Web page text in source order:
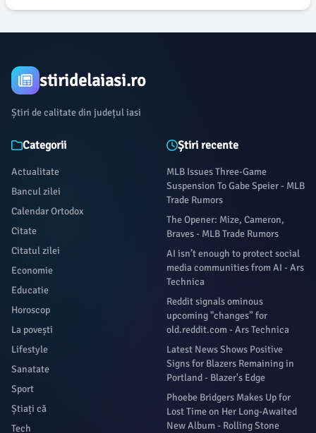
stiridelaiasi.ro
Știri de calitate din județul iasi
Categorii
Actualitate
Bancul zilei
Calendar Ortodox
Citate
Citatul zilei
Economie
Educatie
Horoscop
La povești
Lifestyle
Sanatate
Sport
Știați că
Tech
Știri recente
MLB Issues Three-Game
Suspension To Gabe Speier - MLB
Trade Rumors
The Opener: Mize, Cameron,
Braves - MLB Trade Rumors
AI isn’t enough to protect social
media communities from AI - Ars
Technica
Reddit signals ominous
upcoming "changes” for
old.reddit.com - Ars Technica
Latest News Shows Positive
Signs for Blazers Remaining in
Portland - Blazer's Edge
Phoebe Bridgers Makes Up for
Lost Time on Her Long-Awaited
New Album - Rolling Stone